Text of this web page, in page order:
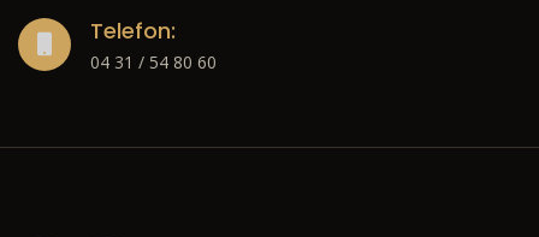
Telefon:
04 31 / 54 80 60